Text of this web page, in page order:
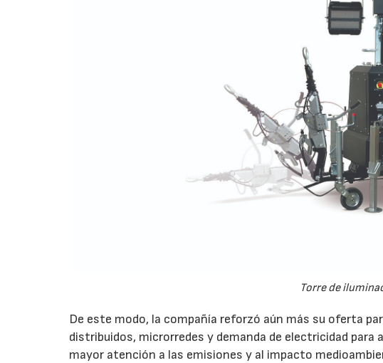
Torre de
De este modo, la compañía reforzó aún más su oferta
distribuidos, microrredes y demanda de electricidad
mayor atención a las emisiones y al impacto